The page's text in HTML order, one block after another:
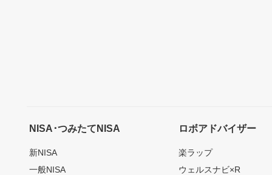
NISA･つみたてNISA
新NISA
一般NISA
ロボアドバイザー
楽ラップ
ウェルスナビ×R